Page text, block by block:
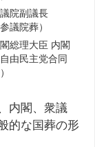
院副議長
参議院葬）
総理大臣 内閣
自由民主党合同
内閣、衆議
的な国葬の形